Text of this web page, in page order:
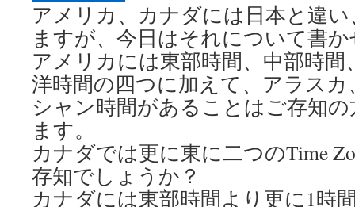
アメリカ、カナダには日本と違
ますが、今日はそれについて書
アメリカには東部時間、中部時間
洋時間の四つに加えて、アラス
シャン時間があることはご存知
ます。
カナダでは更に東に二つのTime
存知でしょうか？
カナダには東部時間より更に1時